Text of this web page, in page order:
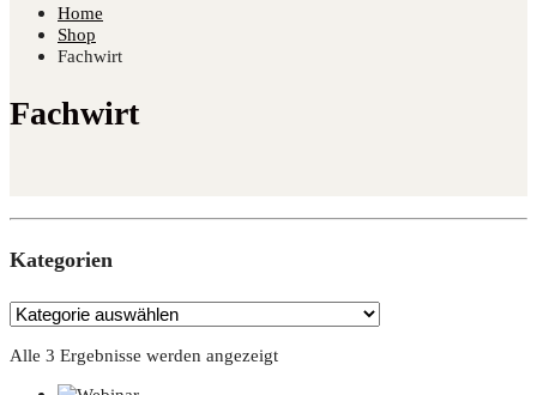
Home
Shop
Fachwirt
Fachwirt
Kate­go­rien
Alle 3 Ergebnisse werden angezeigt